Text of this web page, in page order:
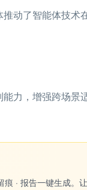
动了智能体技
力，增强跨场
· 报告一键生成。